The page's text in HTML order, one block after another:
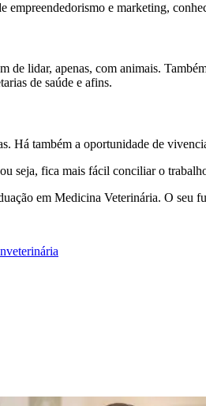
empreendedorismo e marketing,
lidar, apenas, com animais.
de saúde e afins.
Há também a oportunidade de
seja, fica mais fácil conciliar o
em Medicina Veterinária. O seu
veterinária